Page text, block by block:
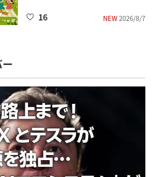
NEW2026/8/7
16